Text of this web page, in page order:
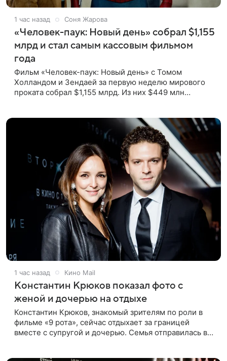
1 час назад Соня Жарова
«Человек-паук: Новый день» собрал $1,155
млрд и стал самым кассовым фильмом
года
Фильм «Человек-паук: Новый день» с Томом
Холландом и Зендаей за первую неделю мирового
проката собрал $1,155 млрд. Из них $449 млн
1 час назад Кино Mail
Константин Крюков показал фото с
женой и дочерью на отдыхе
Константин Крюков, знакомый зрителям по роли в
фильме «9 рота», сейчас отдыхает за границей
вместе с супругой и дочерью. Семья отправилась в